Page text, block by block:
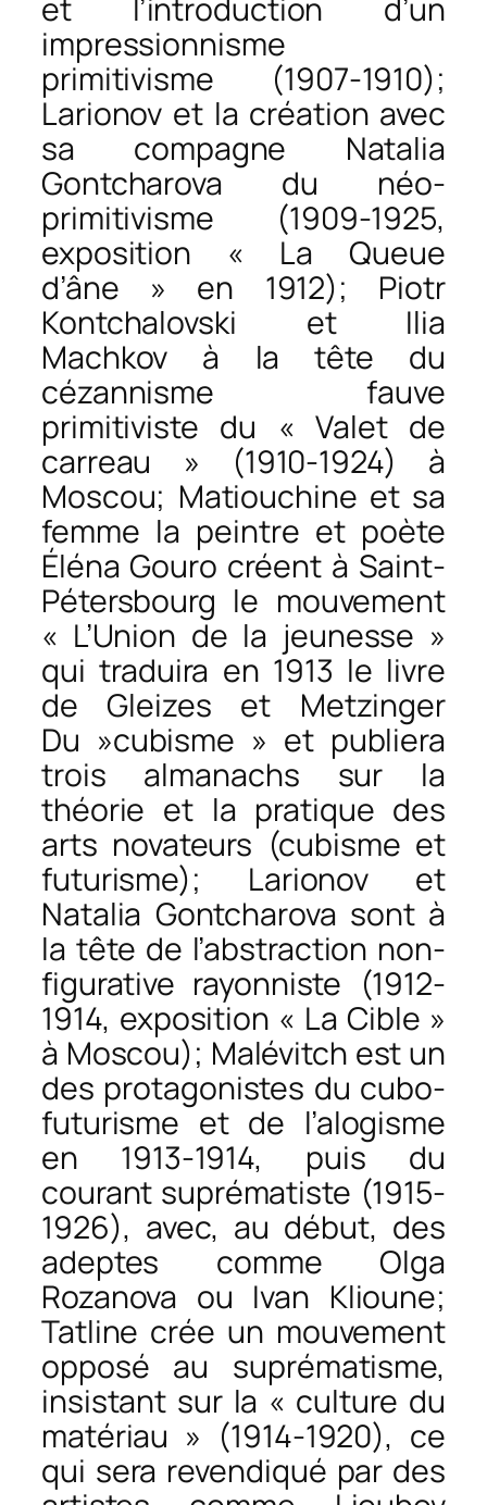
et l’introduction d’un
impressionnisme
primitivisme (1907-1910);
Larionov et la création avec
sa compagne Natalia
Gontcharova du néo-
primitivisme (1909-1925,
exposition « La Queue
d’âne » en 1912); Piotr
Kontchalovski et Ilia
Machkov à la tête du
cézannisme fauve
primitiviste du « Valet de
carreau » (1910-1924) à
Moscou; Matiouchine et sa
femme la peintre et poète
Éléna Gouro créent à Saint-
Pétersbourg le mouvement
« L’Union de la jeunesse »
qui traduira en 1913 le livre
de Gleizes et Metzinger
Du »cubisme » et publiera
trois almanachs sur la
théorie et la pratique des
arts novateurs (cubisme et
futurisme); Larionov et
Natalia Gontcharova sont à
la tête de l’abstraction non-
figurative rayonniste (1912-
1914, exposition « La Cible »
à Moscou); Malévitch est un
des protagonistes du cubo-
futurisme et de l’alogisme
en 1913-1914, puis du
courant suprématiste (1915-
1926), avec, au début, des
adeptes comme Olga
Rozanova ou Ivan Klioune;
Tatline crée un mouvement
opposé au suprématisme,
insistant sur la « culture du
matériau » (1914-1920), ce
qui sera revendiqué par des